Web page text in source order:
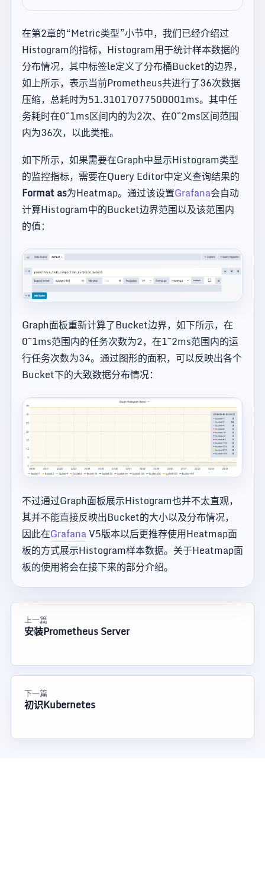
在第2章的“Metric类型”小节中，我们已经介绍过
Histogram的指标，Histogram用于统计样本数据的
分布情况，其中标签le定义了分布桶Bucket的边界，
如上所示，表示当前Prometheus共进行了36次数据
压缩，总耗时为51.31017077500001ms。其中任
务耗时在0~1ms区间内的为2次、在0~2ms区间范围
内为36次，以此类推。
如下所示，如果需要在Graph中显示Histogram类型
的监控指标，需要在Query Editor中定义查询结果的
Format as为Heatmap。通过该设置Grafana会自动
计算Histogram中的Bucket边界范围以及该范围内
的值：
Graph面板重新计算了Bucket边界，如下所示，在
0~1ms范围内的任务次数为2，在1~2ms范围内的运
行任务次数为34。通过图形的面积，可以反映出各个
Bucket下的大致数据分布情况：
不过通过Graph面板展示Histogram也并不太直观，
其并不能直接反映出Bucket的大小以及分布情况，
因此在GrafanaV5版本以后更推荐使用Heatmap面
板的方式展示Histogram样本数据。关于Heatmap面
板的使用将会在接下来的部分介绍。
上一篇
安装Prometheus Server
下一篇
初识Kubernetes